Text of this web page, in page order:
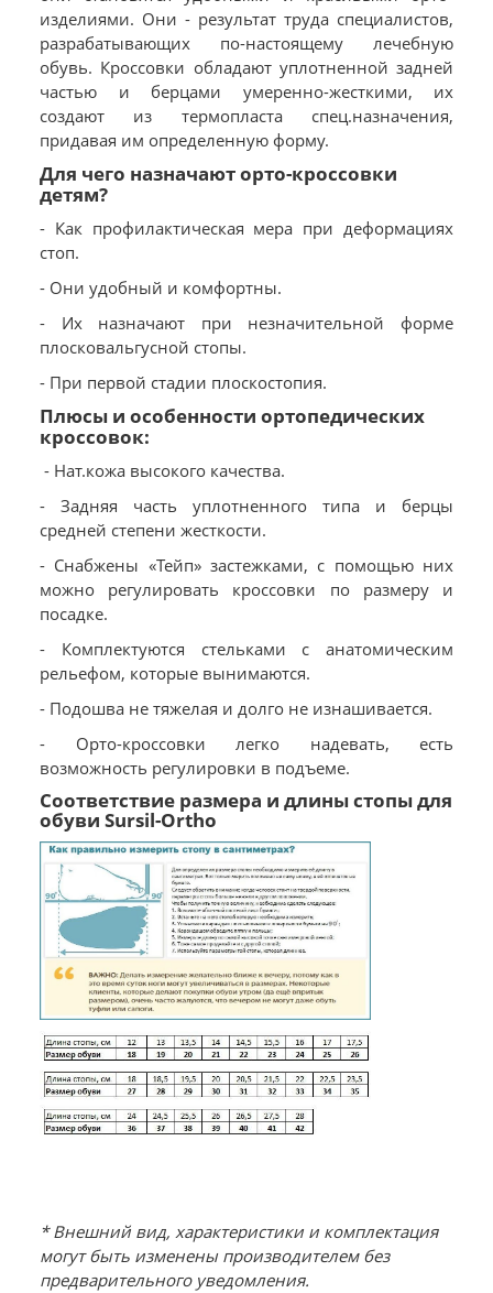
изделиями. Они - результат труда специалистов,
разрабатывающих по-настоящему лечебную
обувь. Кроссовки обладают уплотненной задней
частью и берцами умеренно-жесткими, их
создают из термопласта спец.назначения,
придавая им определенную форму.
Для чего назначают орто-кроссовки
детям?
- Как профилактическая мера при деформациях
стоп.
- Они удобный и комфортны.
- Их назначают при незначительной форме
плосковальгусной стопы.
- При первой стадии плоскостопия.
Плюсы и особенности ортопедических
кроссовок:
- Нат.кожа высокого качества.
- Задняя часть уплотненного типа и берцы
средней степени жесткости.
- Снабжены «Тейп» застежками, с помощью них
можно регулировать кроссовки по размеру и
посадке.
- Комплектуются стельками с анатомическим
рельефом, которые вынимаются.
- Подошва не тяжелая и долго не изнашивается.
- Орто-кроссовки легко надевать, есть
возможность регулировки в подъеме.
Соответствие размера и длины стопы для
обуви Sursil-Ortho
* Внешний вид, характеристики и комплектация
могут быть изменены производителем без
предварительного уведомления.